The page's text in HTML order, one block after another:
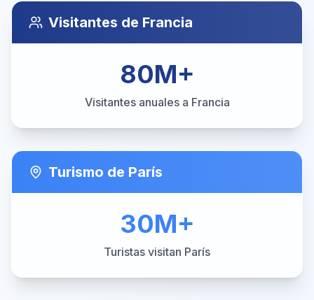
Visitantes de Francia
80M+
Visitantes anuales a Francia
Turismo de París
30M+
Turistas visitan París